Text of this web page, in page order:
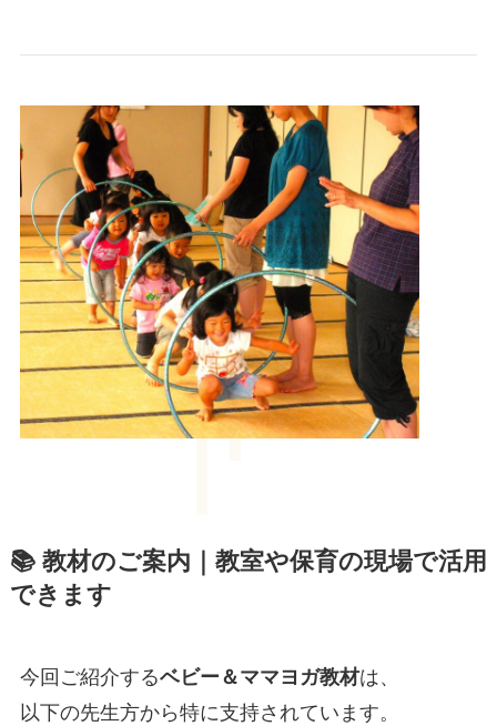
📚 教材のご案内｜教室や保育の現場で活用
できます
今回ご紹介するベビー＆ママヨガ教材は、
以下の先生方から特に支持されています。